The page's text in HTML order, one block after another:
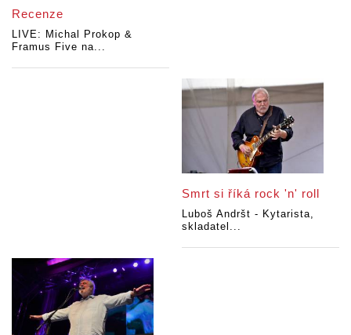
Recenze
LIVE: Michal Prokop &
Framus Five na...
Smrt si říká rock 'n' roll
Luboš Andršt - Kytarista,
skladatel...